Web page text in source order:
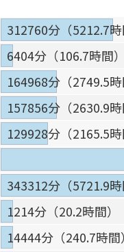
312760分（5212.7
6404分（106.7時間
164968分（2749.5
157856分（2630.9
129928分（2165.5
343312分（5721.9
1214分（20.2時間）
14444分（240.7時間